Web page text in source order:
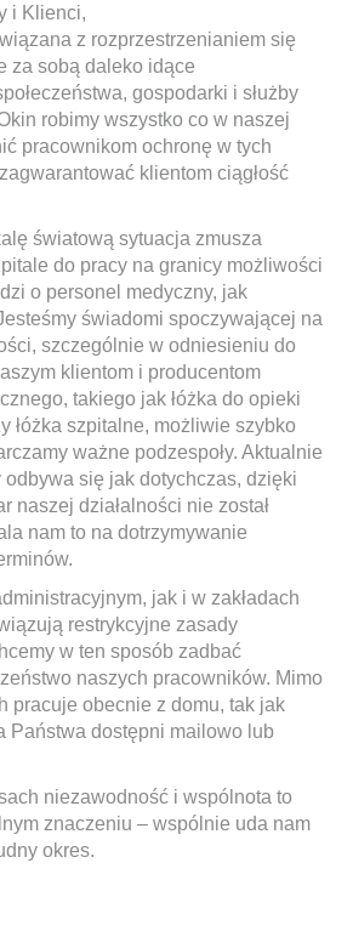
i Klienci,
z rozprzestrzenianiem się
za sobą daleko idące
gospodarki i służby
robimy wszystko co w naszej
pracownikom ochronę w tych
klientom ciągłość
światową sytuacja zmusza
do pracy na granicy możliwości
o personel medyczny, jak
świadomi spoczywającej na
szczególnie w odniesieniu do
klientom i producentom
takiego jak łóżka do opieki
łóżka szpitalne, możliwie szybko
ważne podzespoły. Aktualnie
się jak dotychczas, dzięki
naszej działalności nie został
nam to na dotrzymywanie
jak i w zakładach
restrykcyjne zasady
w ten sposób zadbać
naszych pracowników. Mimo
pracuje obecnie z domu, tak jak
Państwa dostępni mailowo lub
niezawodność i wspólnota to
znaczeniu – wspólnie uda nam
okres.